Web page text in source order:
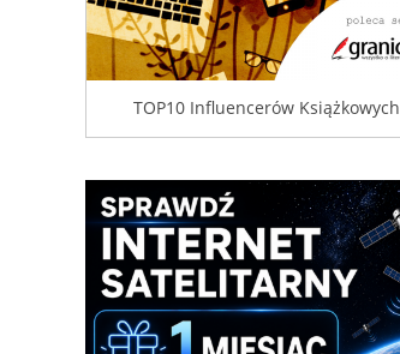
TOP10 Influencerów Książkowych